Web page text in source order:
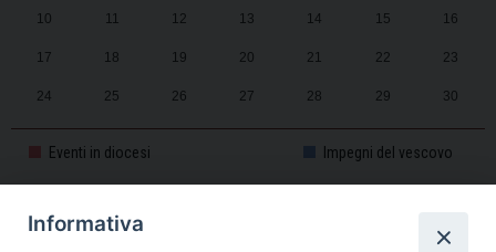
10 11 12 13 14 15 16
17 18 19 20 21 22 23
24 25 26 27 28 29 30
31 1 2 3 4 5 6
Eventi in diocesi Impegni del vescovo
CALENDARIO PASTORALE 2025-2026
Informativa